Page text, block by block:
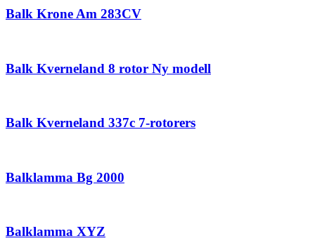
Balk Krone Am 283CV
Balk Kverneland 8 rotor Ny modell
Balk Kverneland 337c 7-rotorers
Balklamma Bg 2000
Balklamma XYZ